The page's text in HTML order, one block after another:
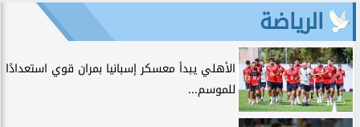
الرياضة
الأهلي يبدأ معسكر إسبانيا بمران قوي استعدادًا
للموسم...